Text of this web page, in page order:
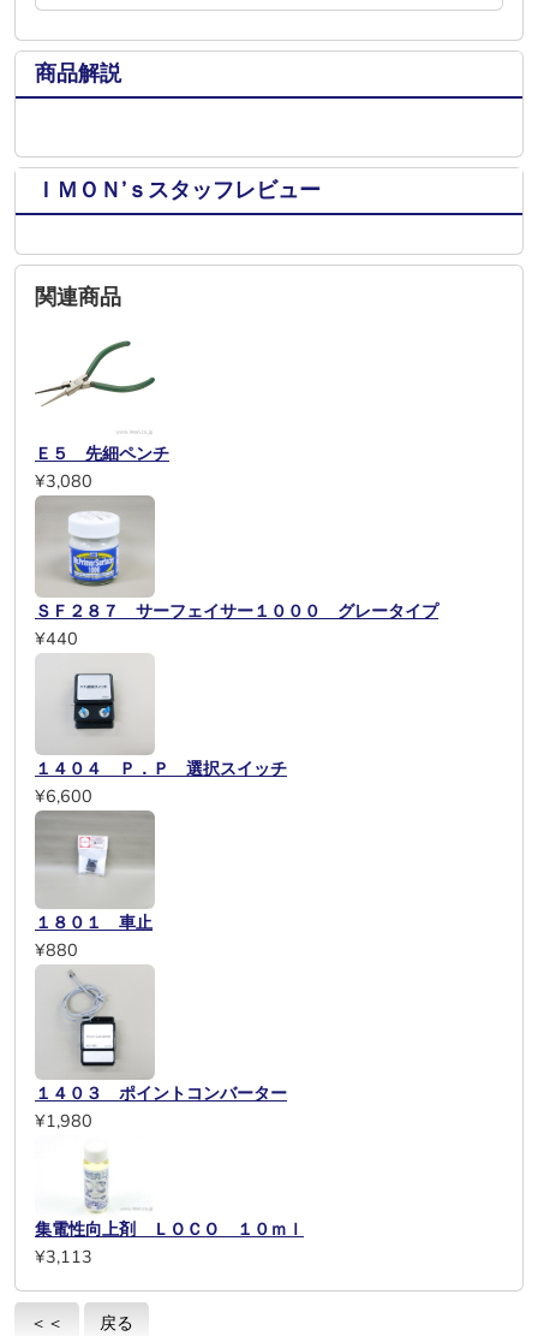
商品解説
ＩＭＯＮ’ｓスタッフレビュー
関連商品
Ｅ５ 先細ペンチ
¥3,080
ＳＦ２８７ サーフェイサー１０００ グレータイプ
¥440
１４０４ Ｐ．Ｐ 選択スイッチ
¥6,600
１８０１ 車止
¥880
１４０３ ポイントコンバーター
¥1,980
集電性向上剤 ＬＯＣＯ １０ｍｌ
¥3,113
＜＜ 戻る